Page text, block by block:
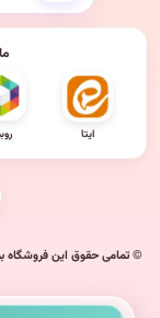
ایتا
© تمامی حقوق این فروشگاه